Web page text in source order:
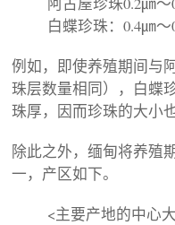
白蝶珍珠：0.4㎛～
例如，即使养殖期间与
珠层数量相同），白蝶
珠厚，因而珍珠的大小
除此之外，缅甸将养殖
一，产区如下。
<主要产地的中心